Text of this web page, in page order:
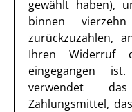
gewählt haben),
binnen
zurückzuzahlen,
Ihren Widerruf
eingegangen
verwendet
Zahlungsmittel,